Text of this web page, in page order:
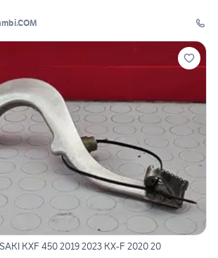
KXF 450 2019 2023 KX-F 2020 20